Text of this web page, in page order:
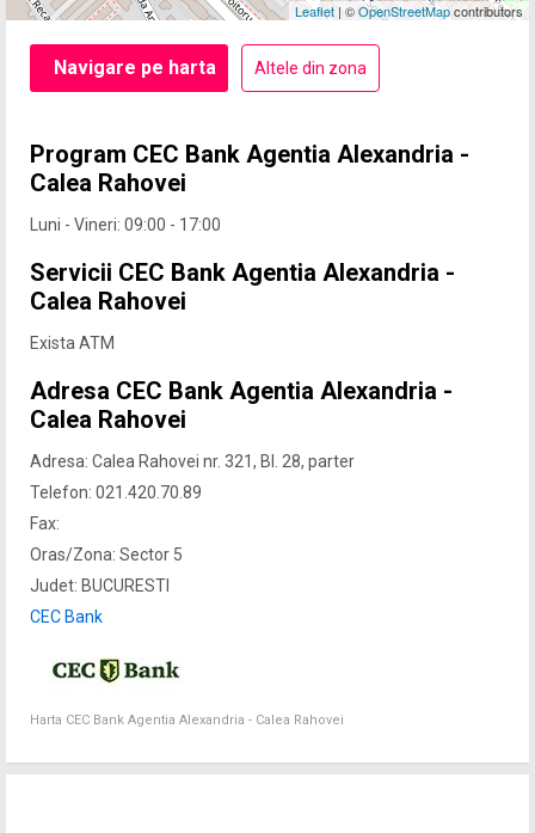
Leaflet | ©OpenStreetMapcontributors
Navigare pe harta Altele din zona
Program CEC Bank Agentia Alexandria -
Calea Rahovei
Luni - Vineri: 09:00 - 17:00
Servicii CEC Bank Agentia Alexandria -
Calea Rahovei
Exista ATM
Adresa CEC Bank Agentia Alexandria -
Calea Rahovei
Adresa: Calea Rahovei nr. 321, Bl. 28, parter
Telefon: 021.420.70.89
Fax:
Oras/Zona: Sector 5
Judet: BUCURESTI
CEC Bank
Harta CEC Bank Agentia Alexandria - Calea Rahovei